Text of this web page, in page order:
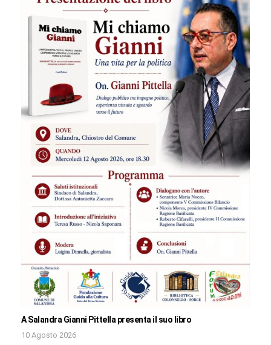
A Salandra Gianni Pittella presenta il suo libro
10 Agosto 2026